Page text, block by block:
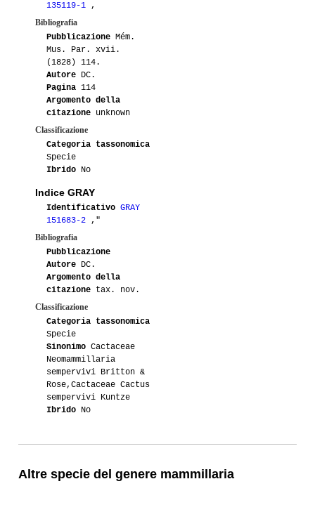
135119-1 ,
Bibliografia
Pubblicazione Mém.
Mus. Par. xvii.
(1828) 114.
Autore DC.
Pagina 114
Argomento della
citazione unknown
Classificazione
Categoria tassonomica
Specie
Ibrido No
Indice GRAY
Identificativo GRAY
151683-2 ,"
Bibliografia
Pubblicazione
Autore DC.
Argomento della
citazione tax. nov.
Classificazione
Categoria tassonomica
Specie
Sinonimo Cactaceae
Neomammillaria
sempervivi Britton &
Rose,Cactaceae Cactus
sempervivi Kuntze
Ibrido No
Altre specie del genere mammillaria